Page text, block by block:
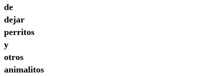
de
dejar
perritos
y
otros
animalitos